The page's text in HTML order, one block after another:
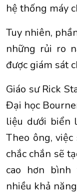
hệ thống máy
Tuy nhiên,
những rủi ro
được giám sát
Giáo sư Rick
Đại học
liệu dưới biển
Theo ông,
chắc chắn sẽ
cao hơn bình
nhiều khả